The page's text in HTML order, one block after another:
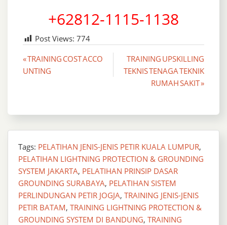
+62812-1115-1138
Post Views: 774
Post
navigation
« TRAINING COST ACCO
UNTING
TRAINING UPSKILLING
TEKNIS TENAGA TEKNIK
RUMAH SAKIT »
Tags: PELATIHAN JENIS-JENIS PETIR KUALA LUMPUR,
PELATIHAN LIGHTNING PROTECTION & GROUNDING
SYSTEM JAKARTA, PELATIHAN PRINSIP DASAR
GROUNDING SURABAYA, PELATIHAN SISTEM
PERLINDUNGAN PETIR JOGJA, TRAINING JENIS-JENIS
PETIR BATAM, TRAINING LIGHTNING PROTECTION &
GROUNDING SYSTEM DI BANDUNG, TRAINING